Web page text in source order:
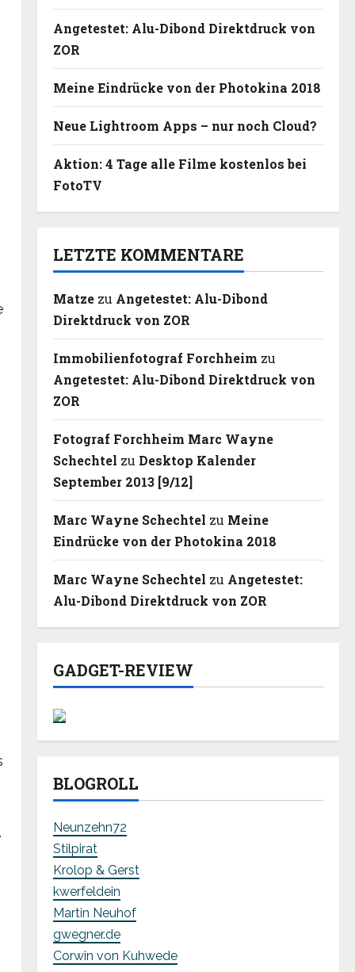
Angetestet: Alu-Dibond Direktdruck von
ZOR
Meine Eindrücke von der Photokina 2018
Neue Lightroom Apps – nur noch Cloud?
Aktion: 4 Tage alle Filme kostenlos bei
FotoTV
LETZTE KOMMENTARE
Matzezu Angetestet: Alu-Dibond
Direktdruck von ZOR
Immobilienfotograf Forchheim zu
Angetestet: Alu-Dibond Direktdruck von
ZOR
Fotograf Forchheim Marc Wayne
Schechtel zu Desktop Kalender
September 2013 [9/12]
Marc Wayne Schechtel zu Meine
Eindrücke von der Photokina 2018
Marc Wayne Schechtel zu Angetestet:
Alu-Dibond Direktdruck von ZOR
GADGET-REVIEW
BLOGROLL
Neunzehn72
Stilpirat
Krolop & Gerst
kwerfeldein
Martin Neuhof
gwegner.de
Corwin von Kuhwede